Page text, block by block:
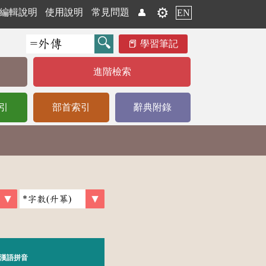
編輯說明 使用說明 常見問題 👤 ⚙️ EN
學習筆記
進階檢索
部首索引 辭典附錄
漢語拼音